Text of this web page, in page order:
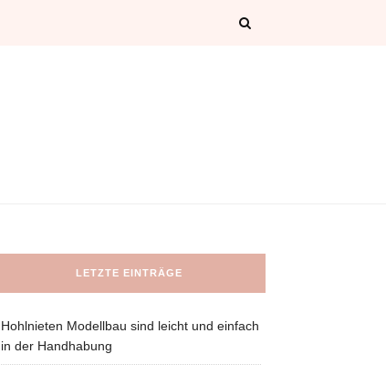
LETZTE EINTRÄGE
Hohlnieten Modellbau sind leicht und einfach
in der Handhabung